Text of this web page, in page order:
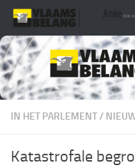
Skip to content
IN HET PARLEMENT/
Katastrofale